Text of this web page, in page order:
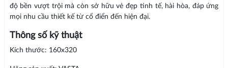
độ bền vượt trội mà còn sở hữu vẻ đẹp tinh tế, hài hòa, đáp ứng
mọi nhu cầu thiết kế từ cổ điển đến hiện đại.
Thông số kỹ thuật
Kích thước: 160x320